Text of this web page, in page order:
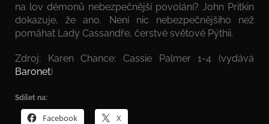
na lov démonů nebezpečnější povolání? John Pritkin
dokazuje, že ano. Není nic nebezpečnějšího než
pomáhat Lady Cassandře, čerstvé světové Pýthii.
Zdroj: Karen Chance: Cassie Palmer 1-4 (vydává
Baronet)
Sdílet na:
Facebook X